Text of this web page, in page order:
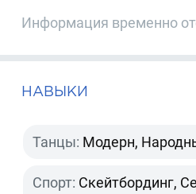
Информация временно
НАВЫКИ
Танцы: Модерн,
Спорт: Скейтбординг,